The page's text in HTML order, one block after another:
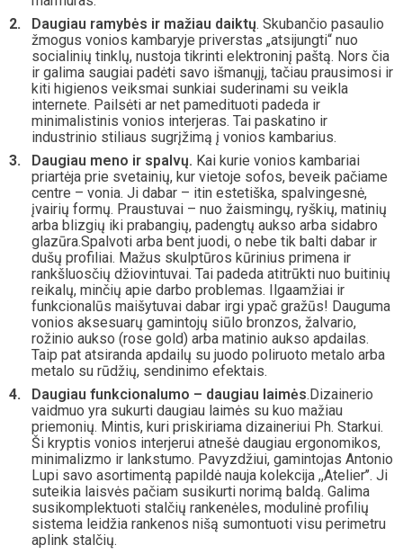
Daugiau ramybės ir mažiau daiktų. Skubančio pasaulio
žmogus vonios kambaryje priverstas „atsijungti“ nuo
socialinių tinklų, nustoja tikrinti elektroninį paštą. Nors čia
ir galima saugiai padėti savo išmanųjį, tačiau prausimosi ir
kiti higienos veiksmai sunkiai suderinami su veikla
internete. Pailsėti ar net pamedituoti padeda ir
minimalistinis vonios interjeras. Tai paskatino ir
industrinio stiliaus sugrįžimą į vonios kambarius.
Daugiau meno ir spalvų. Kai kurie vonios kambariai
priartėja prie svetainių, kur vietoje sofos, beveik pačiame
centre – vonia. Ji dabar – itin estetiška, spalvingesnė,
įvairių formų. Praustuvai – nuo žaismingų, ryškių, matinių
arba blizgių iki prabangių, padengtų aukso arba sidabro
glazūra.Spalvoti arba bent juodi, o nebe tik balti dabar ir
dušų profiliai. Mažus skulptūros kūrinius primena ir
rankšluosčių džiovintuvai. Tai padeda atitrūkti nuo buitinių
reikalų, minčių apie darbo problemas. Ilgaamžiai ir
funkcionalūs maišytuvai dabar irgi ypač gražūs! Dauguma
vonios aksesuarų gamintojų siūlo bronzos, žalvario,
rožinio aukso (rose gold) arba matinio aukso apdailas.
Taip pat atsiranda apdailų su juodo poliruoto metalo arba
metalo su rūdžių, sendinimo efektais.
Daugiau funkcionalumo – daugiau laimės.Dizainerio
vaidmuo yra sukurti daugiau laimės su kuo mažiau
priemonių. Mintis, kuri priskiriama dizaineriui Ph. Starkui.
Ši kryptis vonios interjerui atnešė daugiau ergonomikos,
minimalizmo ir lankstumo. Pavyzdžiui, gamintojas Antonio
Lupi savo asortimentą papildė nauja kolekcija ,,Atelier’’. Ji
suteikia laisvės pačiam susikurti norimą baldą. Galima
susikomplektuoti stalčių rankenėles, modulinė profilių
sistema leidžia rankenos nišą sumontuoti visu perimetru
aplink stalčių.